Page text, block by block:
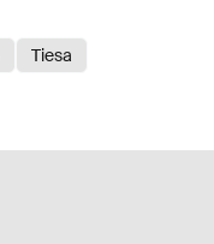
Tiesa